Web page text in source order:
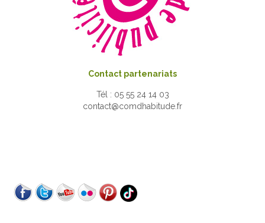
Contact partenariats
Tél : 05 55 24 14 03
contact@comdhabitude.fr